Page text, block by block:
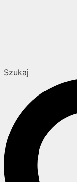
Szukaj